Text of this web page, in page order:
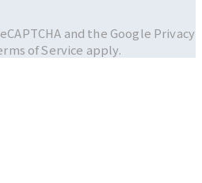
and the Google Privacy
of Service apply.